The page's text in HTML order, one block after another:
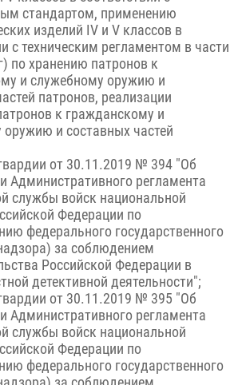
стандартом, применению
изделий IV и V классов в
с техническим регламентом в части
по хранению патронов к
и служебному оружию и
патронов, реализации
к гражданскому и
и составных частей
от 30.11.2019 № 394 "Об
Административного регламента
службы войск национальной
Федерации по
федерального государственного
за соблюдением
Российской Федерации в
детективной деятельности";
от 30.11.2019 № 395 "Об
Административного регламента
службы войск национальной
Федерации по
федерального государственного